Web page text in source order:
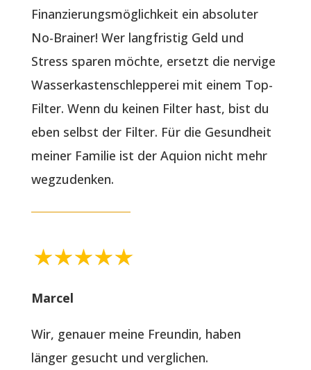
Finanzierungsmöglichkeit ein absoluter
No-Brainer! Wer langfristig Geld und
Stress sparen möchte, ersetzt die nervige
Wasserkastenschlepperei mit einem Top-
Filter. Wenn du keinen Filter hast, bist du
eben selbst der Filter. Für die Gesundheit
meiner Familie ist der Aquion nicht mehr
wegzudenken.
Marcel
Wir, genauer meine Freundin, haben
länger gesucht und verglichen.